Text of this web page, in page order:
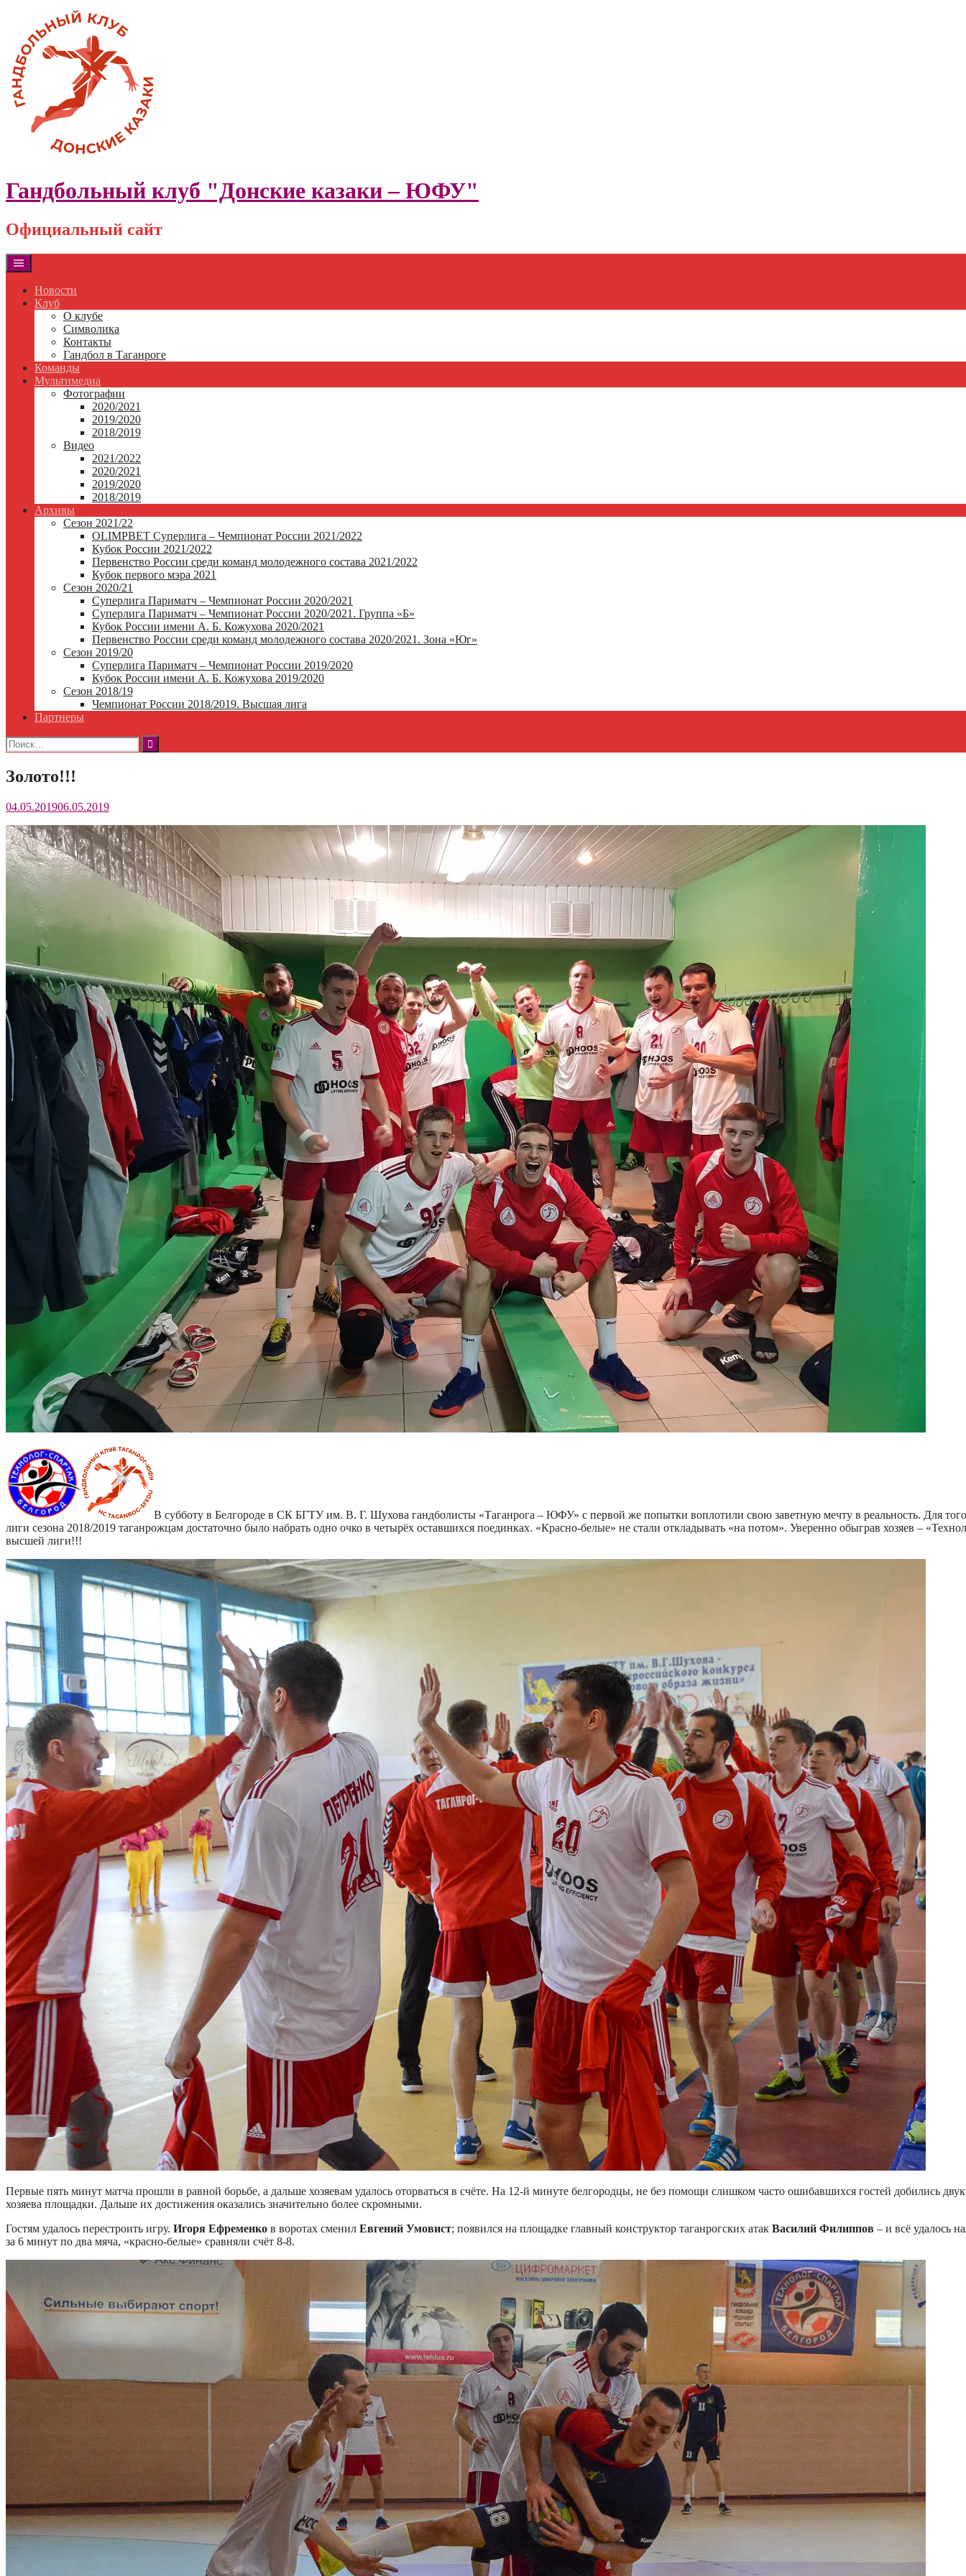
content
Гандбольный клуб "Донские казаки – ЮФУ"
Официальный сайт
Новости
Клуб
О клубе
Символика
Контакты
Гандбол в Таганроге
Команды
Мультимедиа
Фотографии
2020/2021
2019/2020
2018/2019
Видео
2021/2022
2020/2021
2019/2020
2018/2019
Архивы
Сезон 2021/22
OLIMPBET Суперлига – Чемпионат России 2021/2022
Кубок России 2021/2022
Первенство России среди команд молодежного состава 2021/2022
Кубок первого мэра 2021
Сезон 2020/21
Суперлига Париматч – Чемпионат России 2020/2021
Суперлига Париматч – Чемпионат России 2020/2021. Группа «Б»
Кубок России имени А. Б. Кожухова 2020/2021
Первенство России среди команд молодежного состава 2020/2021. Зона «Юг»
Сезон 2019/20
Суперлига Париматч – Чемпионат России 2019/2020
Кубок России имени А. Б. Кожухова 2019/2020
Сезон 2018/19
Чемпионат России 2018/2019. Высшая лига
Партнеры
Найти:
Золото!!!
04.05.201906.05.2019
В субботу в Белгороде в СК БГТУ им. В. Г. Шухова гандболисты «Таганрога – ЮФУ» с первой же попытки воплотили свою заветную мечту в реальность. Для
лиги сезона 2018/2019 таганрожцам достаточно было набрать одно очко в четырёх оставшихся поединках. «Красно-белые» не стали откладывать «на потом». Уверенно обыграв хозяев –
высшей лиги!!!
Первые пять минут матча прошли в равной борьбе, а дальше хозяевам удалось оторваться в счёте. На 12-й минуте белгородцы, не без помощи слишком часто ошибавшихся гостей добились
хозяева площадки. Дальше их достижения оказались значительно более скромными.
Гостям удалось перестроить игру. Игоря Ефременко в воротах сменил Евгений Умовист; появился на площадке главный конструктор таганрогских атак Василий Филиппов – и всё удалось
за 6 минут по два мяча, «красно-белые» сравняли счёт 8-8.